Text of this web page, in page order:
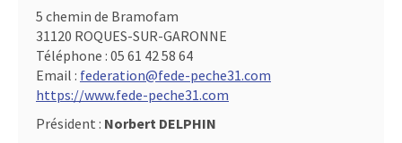
5 chemin de Bramofam
31120 ROQUES-SUR-GARONNE
Téléphone : 05 61 42 58 64
Email : federation@fede-peche31.com
https://www.fede-peche31.com
Président : Norbert DELPHIN